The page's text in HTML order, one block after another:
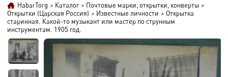
HabarTorg > Каталог > Почтовые марки, открытки, конверты >
Открытки (Царская Россия) > Известные личности > Открытка
старинная. Какой-то музыкант или мастер по струнным
инструментам. 1905 год.